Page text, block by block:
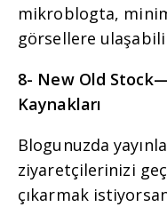
mikroblogta,
görsellere
8- New Old Stock
Kaynakları
Blogunuzda
ziyaretçilerinizi
çıkarmak